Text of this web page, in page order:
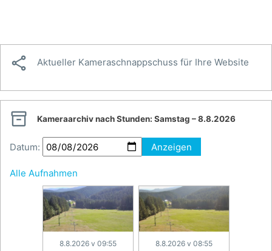
 Aktueller Kameraschnappschuss für Ihre Website
 Kameraarchiv nach Stunden: Samstag – 8.8.2026
Datum: Anzeigen
Alle Aufnahmen
8.8.2026 v 09:55 8.8.2026 v 08:55